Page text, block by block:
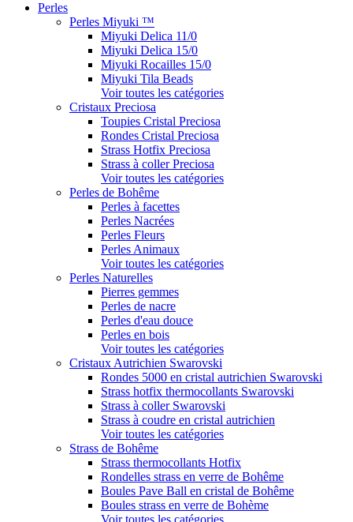
Perles
Perles Miyuki ™
Miyuki Delica 11/0
Miyuki Delica 15/0
Miyuki Rocailles 15/0
Miyuki Tila Beads
Voir toutes les catégories
Cristaux Preciosa
Toupies Cristal Preciosa
Rondes Cristal Preciosa
Strass Hotfix Preciosa
Strass à coller Preciosa
Voir toutes les catégories
Perles de Bohême
Perles à facettes
Perles Nacrées
Perles Fleurs
Perles Animaux
Voir toutes les catégories
Perles Naturelles
Pierres gemmes
Perles de nacre
Perles d'eau douce
Perles en bois
Voir toutes les catégories
Cristaux Autrichien Swarovski
Rondes 5000 en cristal autrichien Swarovski
Strass hotfix thermocollants Swarovski
Strass à coller Swarovski
Strass à coudre en cristal autrichien
Voir toutes les catégories
Strass de Bohême
Strass thermocollants Hotfix
Rondelles strass en verre de Bohême
Boules Pave Ball en cristal de Bohême
Boules strass en verre de Bohème
Voir toutes les catégories